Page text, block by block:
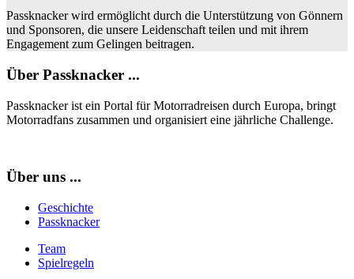
Passknacker wird ermöglicht durch die Unterstützung von Gönnern
und Sponsoren, die unsere Leidenschaft teilen und mit ihrem
Engagement zum Gelingen beitragen.
Über Passknacker ...
Passknacker ist ein Portal für Motorradreisen durch Europa, bringt
Motorradfans zusammen und organisiert eine jährliche Challenge.
Über uns ...
Geschichte
Passknacker
Team
Spielregeln